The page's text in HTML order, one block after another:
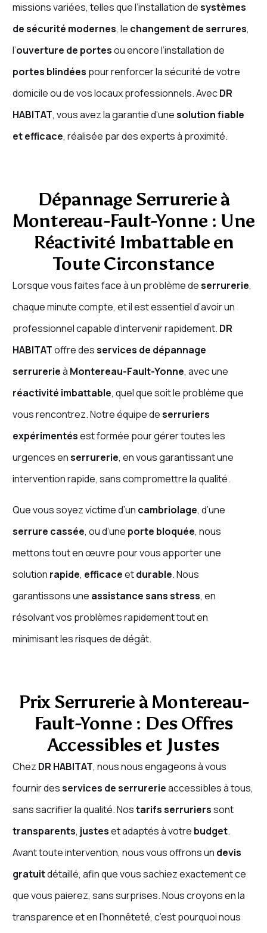
missions variées, telles que l’installation desystèmes
de sécurité modernes, le changement de serrures,
l’ouverture de portesou encore l’installation de
portes blindées pour renforcer la sécurité de votre
domicile ou de vos locaux professionnels. AvecDR
HABITAT, vous avez la garantie d’unesolution fiable
et efficace, réalisée par des experts à proximité.
Dépannage Serrurerie à
Montereau-Fault-Yonne : Une
Réactivité Imbattable en
Toute Circonstance
Lorsque vous faites face à un problème deserrurerie,
chaque minute compte, et il est essentiel d’avoir un
professionnel capable d’intervenir rapidement. DR
HABITAToffre desservices de dépannage
serrurerieà Montereau-Fault-Yonne, avec une
réactivité imbattable, quel que soit le problème que
vous rencontrez. Notre équipe deserruriers
expérimentésest formée pour gérer toutes les
urgences enserrurerie, en vous garantissant une
intervention rapide, sans compromettre la qualité.
Que vous soyez victime d’un cambriolage, d’une
serrure cassée, ou d’une porte bloquée, nous
mettons tout en œuvre pour vous apporter une
solution rapide, efficaceetdurable. Nous
garantissons une assistance sans stress, en
résolvant vos problèmes rapidement tout en
minimisant les risques de dégât.
Prix Serrurerie à Montereau-
Fault-Yonne : Des Offres
Accessibles et Justes
Chez DR HABITAT, nous nous engageons à vous
fournir desservices de serrurerieaccessibles à tous,
sans sacrifier la qualité. Nostarifs serrurierssont
transparents, justeset adaptés à votre budget.
Avant toute intervention, nous vous offrons un devis
gratuitdétaillé, afin que vous sachiez exactement ce
que vous paierez, sans surprises. Nous croyons en la
transparence et en l’honnêteté, c’est pourquoi nous